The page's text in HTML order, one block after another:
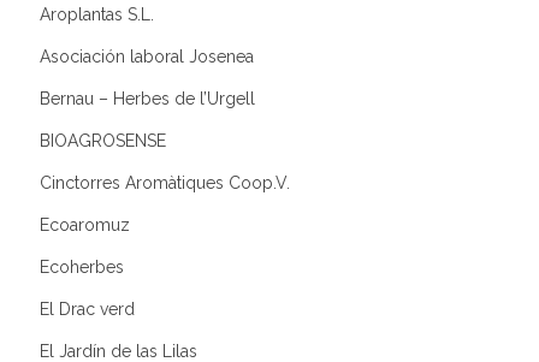
Aroplantas S.L.
Asociación laboral Josenea
Bernau – Herbes de l’Urgell
BIOAGROSENSE
Cinctorres Aromàtiques Coop.V.
Ecoaromuz
Ecoherbes
El Drac verd
El Jardín de las Lilas